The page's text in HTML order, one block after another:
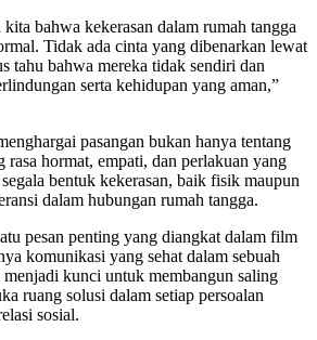
bahwa kekerasan dalam rumah tangga
Tidak ada cinta yang dibenarkan lewat
tahu bahwa mereka tidak sendiri dan
serta kehidupan yang aman,”
pasangan bukan hanya tentang
rasa hormat, empati, dan perlakuan yang
bentuk kekerasan, baik fisik maupun
dalam hubungan rumah tangga.
pesan penting yang diangkat dalam film
komunikasi yang sehat dalam sebuah
kunci untuk membangun saling
ruang solusi dalam setiap persoalan
sosial.